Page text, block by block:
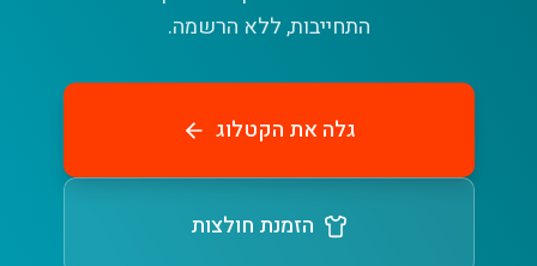
התחייבות, ללא הרשמה.
גלה את הקטלוג
הזמנת חולצות